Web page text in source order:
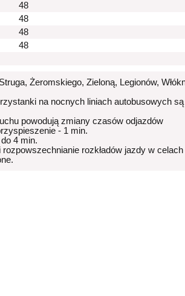
48
48
48
48
Żeromskiego, Zieloną, Legionów,
na nocnych liniach autobusowych są
powodują zmiany czasów odjazdów
- 1 min.
4 min.
rozpowszechnianie rozkładów jazdy w